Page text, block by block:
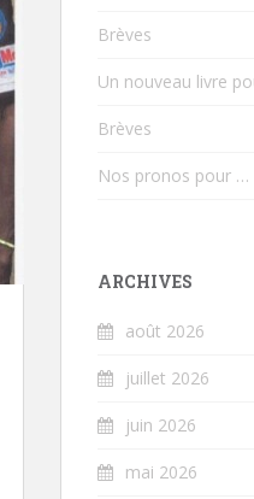
Brèves
Un nouveau livre
Brèves
Nos pronos pour …
ARCHIVES
août 2026
juillet 2026
juin 2026
mai 2026